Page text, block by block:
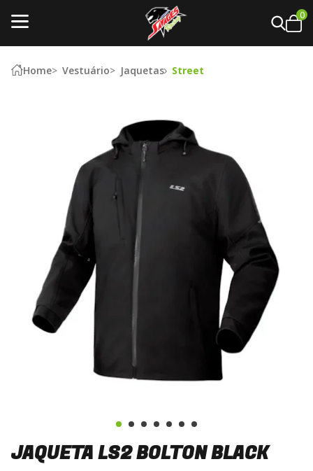
0
Home Vestuário Jaquetas Street
JAQUETA LS2 BOLTON BLACK